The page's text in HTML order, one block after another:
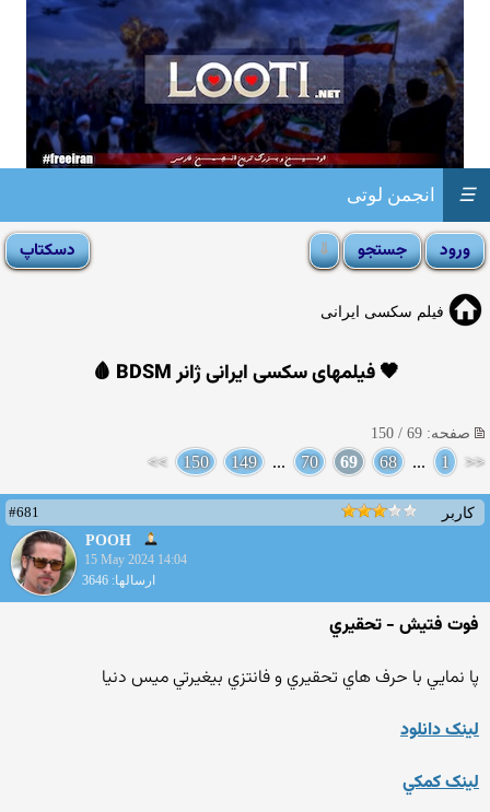
انجمن لوتی ☰
فیلم سکسی ایرانی
🖤 فیلمهای سکسی ایرانی ژانر BDSM 🩸
صفحه: 69 / 150
<<
1
...
68
69
70
...
149
150
>>
کاربر
#681
POOH
15 May 2024 14:04
ارسالها: 3646
فوت فتيش - تحقيري
پا نمايي با حرف هاي تحقيري و فانتزي بيغيرتي ميس دنيا
لينک دانلود
لينک کمکي